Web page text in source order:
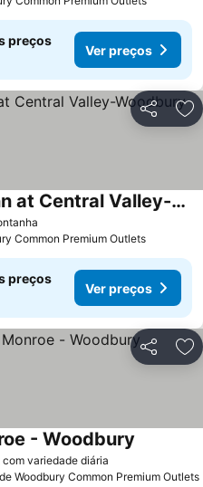
preços
Ver preços
Partilhar
Americas Best Value Inn at Central Valley-Woodbury
Common Premium Outlets
preços
Ver preços
Partilhar
variedade diária
- Woodbury
Woodbury Common Premium Outlets